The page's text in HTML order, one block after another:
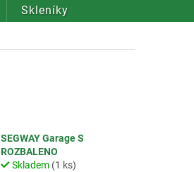
Skleníky
SEGWAY Garage S
ROZBALENO
Skladem (1 ks)